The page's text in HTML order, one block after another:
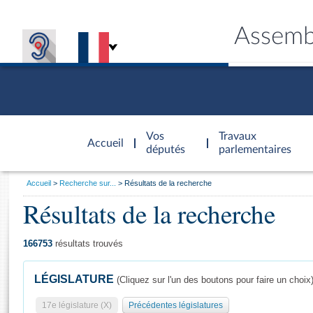
Accueil
d'accueil
Vos
députés
Travaux
parlementaires
Général
Vous
Accueil Recherche sur... Résultats de la recherche
Résultats de la recherche
166753 résultats trouvés
LÉGISLATURE (Cliquez sur l'un des boutons pour faire un choix)
17e législature (X) Précédentes législatures